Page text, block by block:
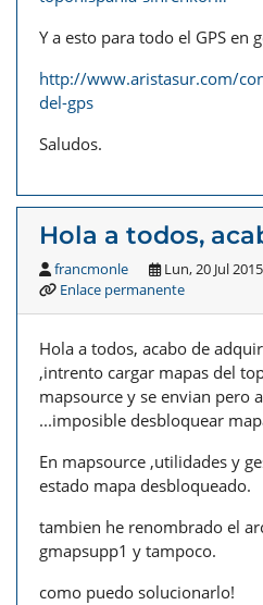
Y a esto para todo el GPS en
http://www.aristasur.com/
del-gps
Saludos.
Hola a todos,
francmonle
Lun, 20 Jul
Enlace permanente
Hola a todos, acabo de
,intrento cargar mapas del
mapsource y se envian pero
...imposible desbloquear
En mapsource ,utilidades y
estado mapa desbloqueado.
tambien he renombrado el
gmapsupp1 y tampoco.
como puedo solucionarlo!